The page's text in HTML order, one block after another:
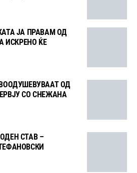
ЈА ПРАВАМ ОД
ИСКРЕНО ЌЕ
ОД
СО СНЕЖАНА
СТАВ –